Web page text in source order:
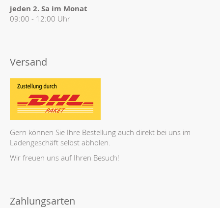
jeden 2. Sa im Monat
09:00 - 12:00 Uhr
Versand
Gern können Sie Ihre Bestellung auch direkt bei uns im
Ladengeschäft selbst abholen.
Wir freuen uns auf Ihren Besuch!
Zahlungsarten